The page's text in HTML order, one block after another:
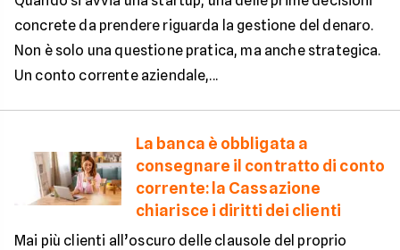
concrete da prendere riguarda la gestione del denaro.
Non è solo una questione pratica, ma anche strategica.
Un conto corrente aziendale,...
La banca è obbligata a
consegnare il contratto di conto
corrente: la Cassazione
chiarisce i diritti dei clienti
Mai più clienti all’oscuro delle clausole del proprio